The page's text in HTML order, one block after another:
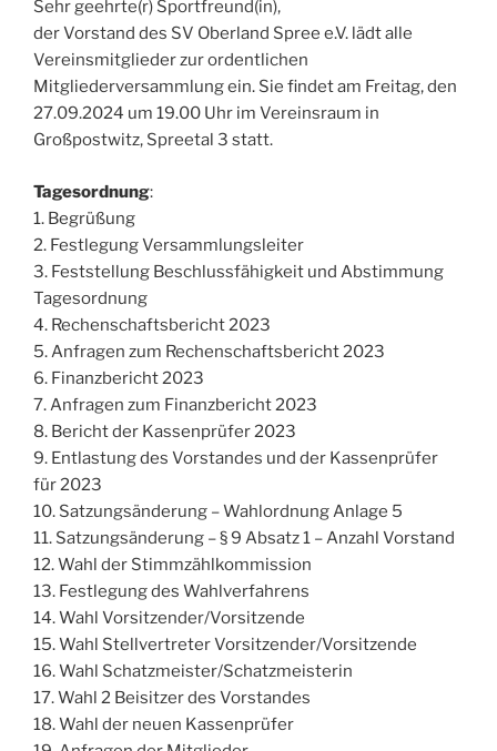
Sehr geehrte(r) Sportfreund(in),
der Vorstand des SV Oberland Spree e.V. lädt alle
Vereinsmitglieder zur ordentlichen
Mitgliederversammlung ein. Sie findet am Freitag, den
27.09.2024 um 19.00 Uhr im Vereinsraum in
Großpostwitz, Spreetal 3 statt.
Tagesordnung:
1. Begrüßung
2. Festlegung Versammlungsleiter
3. Feststellung Beschlussfähigkeit und Abstimmung
Tagesordnung
4. Rechenschaftsbericht 2023
5. Anfragen zum Rechenschaftsbericht 2023
6. Finanzbericht 2023
7. Anfragen zum Finanzbericht 2023
8. Bericht der Kassenprüfer 2023
9. Entlastung des Vorstandes und der Kassenprüfer
für 2023
10. Satzungsänderung – Wahlordnung Anlage 5
11. Satzungsänderung – § 9 Absatz 1 – Anzahl Vorstand
12. Wahl der Stimmzählkommission
13. Festlegung des Wahlverfahrens
14. Wahl Vorsitzender/Vorsitzende
15. Wahl Stellvertreter Vorsitzender/Vorsitzende
16. Wahl Schatzmeister/Schatzmeisterin
17. Wahl 2 Beisitzer des Vorstandes
18. Wahl der neuen Kassenprüfer